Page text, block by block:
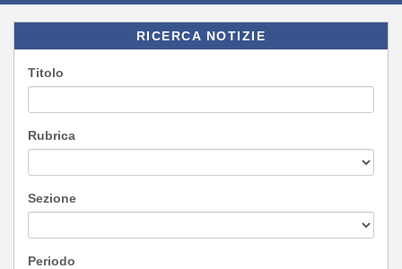
RICERCA NOTIZIE
Titolo
Rubrica
Sezione
Periodo